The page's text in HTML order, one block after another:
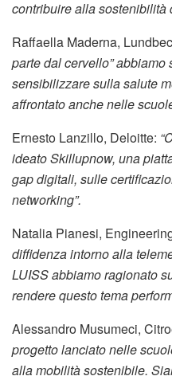
contribuire alla sostenibilità
Raffaella Maderna,
parte dal cervello”
sensibilizzare sulla salute
affrontato anche nelle
Ernesto Lanzillo, Deloitte:
ideato Skillupnow, una
gap digitali, sulle
networking”.
Natalia Pianesi,
diffidenza intorno alla
LUISS abbiamo ragionato
rendere questo tema
Alessandro Musumeci,
progetto lanciato nelle
alla mobilità sostenibile.